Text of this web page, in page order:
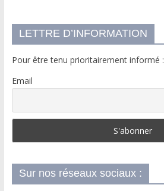
LETTRE D’INFORMATION
Pour être tenu prioritairement informé :
Email
Sur nos réseaux sociaux :